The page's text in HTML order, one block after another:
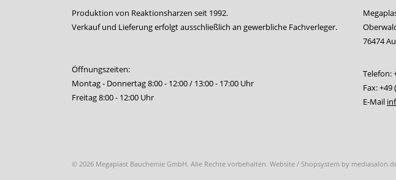
Produktion von Reaktionsharzen seit 1992.
Verkauf und Lieferung erfolgt ausschließlich an gewerbliche Fachverleger.
Öffnungszeiten:
Montag - Donnertag 8:00 - 12:00 / 13:00 - 17:00 Uhr
Freitag 8:00 - 12:00 Uhr
76474
Telefon:
Fax: +49
E-Mail
© 2026 Megaplast Bauchemie GmbH. Alle Rechte vorbehalten. Website / Shopsystem by